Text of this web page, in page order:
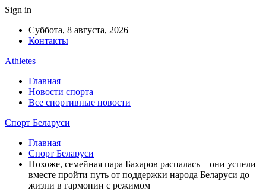
Sign in
Суббота, 8 августа, 2026
Контакты
Athletes
Главная
Новости спорта
Все спортивные новости
Спорт Беларуси
Главная
Спорт Беларуси
Похоже, семейная пара Бахаров распалась – они успели
вместе пройти путь от поддержки народа Беларуси до
жизни в гармонии с режимом